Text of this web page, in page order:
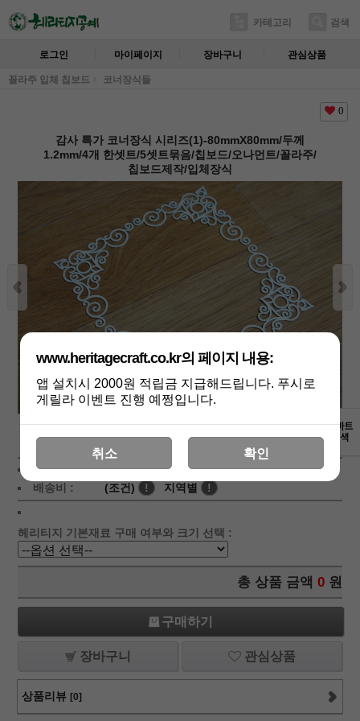
카테고리 검색
로그인 마이페이지 장바구니 관심상품
꼴라주 입체 칩보드 코너장식들
0
감사 특가 코너장식 시리즈(1)-80mmX80mm/두께
1.2mm/4개 한셋트/5셋트묶음/칩보드/오나먼트/꼴라주/
칩보드제작/입체장식
상세보기
상품가 : 10,000원
배송비 :
(조건) ! 지역별 !
헤리티지 기본재료 구매 여부와 크기 선택 :
총 상품 금액 0 원
구매하기
장바구니 관심상품
상품리뷰 [0]
www.heritagecraft.co.kr의 페이지 내용:
앱 설치시 2000원 적립금 지급해드립니다. 푸시로
게릴라 이벤트 진행 예쩡입니다.
취소 확인